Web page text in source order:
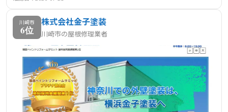
川崎市
6位
株式会社金子塗装
川崎市の屋根修理業者